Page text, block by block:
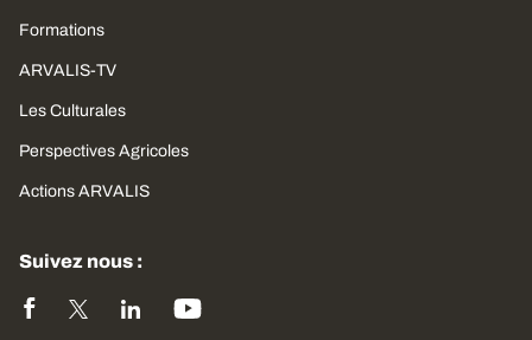
Formations
ARVALIS-TV
Les Culturales
Perspectives Agricoles
Actions ARVALIS
Suivez nous :